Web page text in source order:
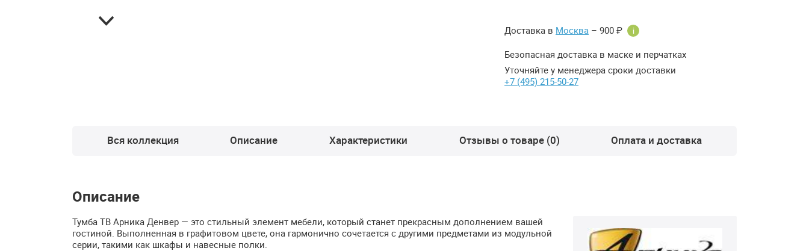
Доставка в Москва – 900 ₽ i
Безопасная доставка в маске и перчатках
Уточняйте у менеджера сроки доставки
+7 (495) 215-50-27
Вся коллекция Описание Характеристики Отзывы о товаре (0) Оплата и доставка
Описание
Тумба ТВ Арника Денвер — это стильный элемент мебели, который станет прекрасным дополнением вашей
гостиной. Выполненная в графитовом цвете, она гармонично сочетается с другими предметами из модульной
серии, такими как шкафы и навесные полки.